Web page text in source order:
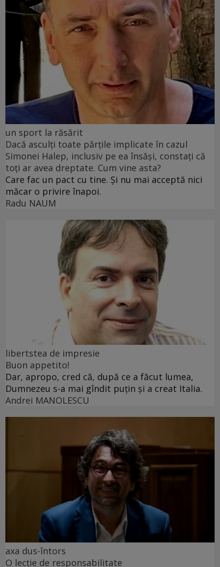
un sport la răsărit
Dacă asculți toate părțile implicate în cazul
Simonei Halep, inclusiv pe ea însăși, constați că
toți ar avea dreptate. Cum vine asta?
Care fac un pact cu tine. Și nu mai acceptă nici
măcar o privire înapoi.
Radu NAUM
libertstea de impresie
Buon appetito!
Dar, apropo, cred că, după ce a făcut lumea,
Dumnezeu s-a mai gîndit puțin și a creat Italia.
Andrei MANOLESCU
axa dus-întors
O lecție de responsabilitate